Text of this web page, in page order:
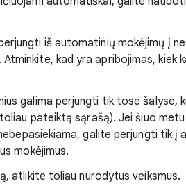
iš automatinių mokėjimų į
kad yra apribojimas, kiek
galima perjungti tik tose šalyse,
pateiktą sąrašą). Jei šiuo
galite perjungti tik į
mokėjimus.
atlikite toliau nurodytus veiksmus.